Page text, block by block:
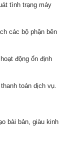
tình trạng máy
các bộ phận bên
động ổn định
toán dịch vụ.
bài bản, giàu kinh